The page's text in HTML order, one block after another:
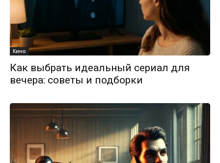
Кино
Как выбрать идеальный сериал для
вечера: советы и подборки